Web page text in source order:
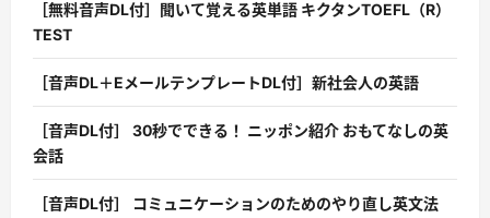
［無料音声DL付］聞いて覚える英単語 キクタンTOEFL（R）
TEST
［音声DL＋EメールテンプレートDL付］新社会人の英語
［音声DL付］ 30秒でできる！ ニッポン紹介 おもてなしの英
会話
［音声DL付］ コミュニケーションのためのやり直し英文法